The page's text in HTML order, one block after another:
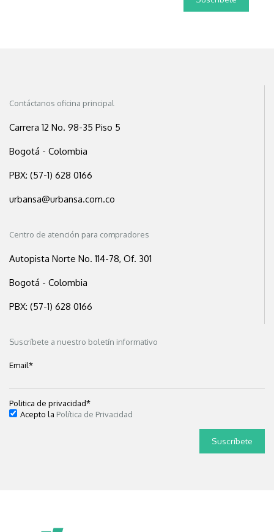
Contáctanos oficina principal
Carrera 12 No. 98-35 Piso 5
Bogotá - Colombia
PBX: (57-1) 628 0166
urbansa@urbansa.com.co
Centro de atención para compradores
Autopista Norte No. 114-78, Of. 301
Bogotá - Colombia
PBX: (57-1) 628 0166
Suscríbete a nuestro boletín informativo
Email*
Politica de privacidad*
Acepto la Política de Privacidad